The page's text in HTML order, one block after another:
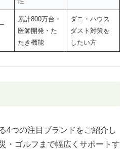
累計800万台・
医師開発・た
たき機能
ダニ・ハウス
ダスト対策を
したい方
4つの注目ブランドをご紹介し
・ゴルフまで幅広くサポートす